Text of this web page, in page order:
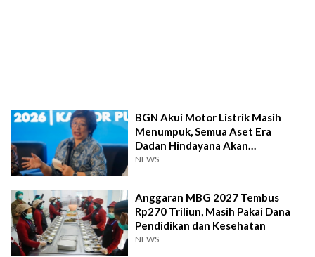
BGN Akui Motor Listrik Masih
Menumpuk, Semua Aset Era
Dadan Hindayana Akan
Dimaksimalkan
NEWS
Anggaran MBG 2027 Tembus
Rp270 Triliun, Masih Pakai Dana
Pendidikan dan Kesehatan
NEWS